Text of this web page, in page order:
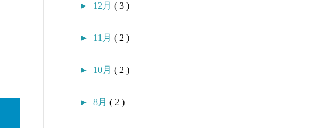
► 12月 ( 3 )
► 11月 ( 2 )
► 10月 ( 2 )
► 8月 ( 2 )